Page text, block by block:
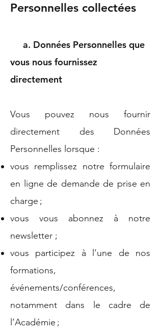
Personnelles collectées
a. Données Personnelles que
vous nous fournissez
directement
Vous pouvez nous fournir
directement des Données
Personnelles lorsque :
vous remplissez notre formulaire
en ligne de demande de prise en
charge ;
vous vous abonnez à notre
newsletter ;
vous participez à l’une de nos
formations,
événements/conférences,
notamment dans le cadre de
l’Académie ;